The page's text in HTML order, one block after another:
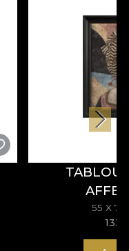
TABLOU
55 X